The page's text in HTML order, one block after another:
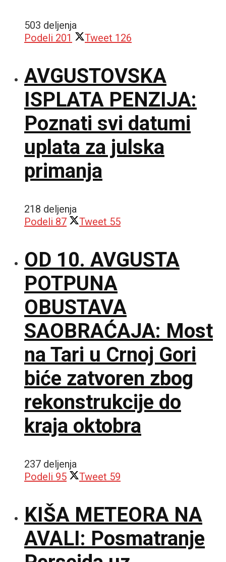
503 deljenja
Podeli 201 Tweet 126
AVGUSTOVSKA
ISPLATA PENZIJA:
Poznati svi datumi
uplata za julska
primanja
218 deljenja
Podeli 87 Tweet 55
OD 10. AVGUSTA
POTPUNA
OBUSTAVA
SAOBRAĆAJA: Most
na Tari u Crnoj Gori
biće zatvoren zbog
rekonstrukcije do
kraja oktobra
237 deljenja
Podeli 95 Tweet 59
KIŠA METEORA NA
AVALI: Posmatranje